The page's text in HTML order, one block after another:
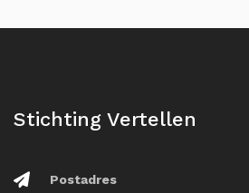
Stichting Vertellen
Postadres